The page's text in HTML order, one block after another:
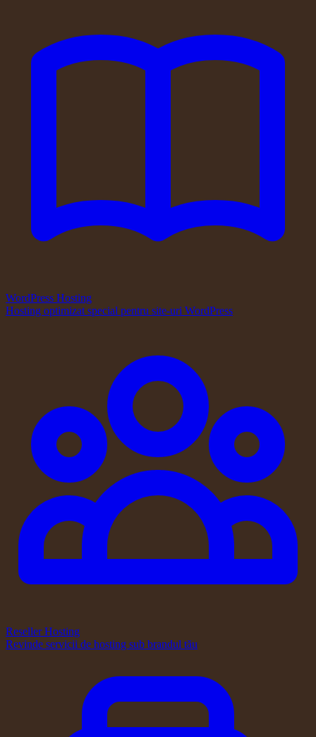
WordPress Hosting
Hosting optimizat special pentru site-uri WordPress
Reseller Hosting
Revinde servicii de hosting sub brandul tău